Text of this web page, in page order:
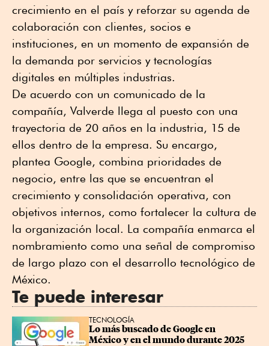
crecimiento en el país y reforzar su agenda de
colaboración con clientes, socios e
instituciones, en un momento de expansión de
la demanda por servicios y tecnologías
digitales en múltiples industrias.
De acuerdo con un comunicado de la
compañía, Valverde llega al puesto con una
trayectoria de 20 años en la industria, 15 de
ellos dentro de la empresa. Su encargo,
plantea Google, combina prioridades de
negocio, entre las que se encuentran el
crecimiento y consolidación operativa, con
objetivos internos, como fortalecer la cultura de
la organización local. La compañía enmarca el
nombramiento como una señal de compromiso
de largo plazo con el desarrollo tecnológico de
México.
Te puede interesar
TECNOLOGÍA
Lo más buscado de Google en
México y en el mundo durante 2025